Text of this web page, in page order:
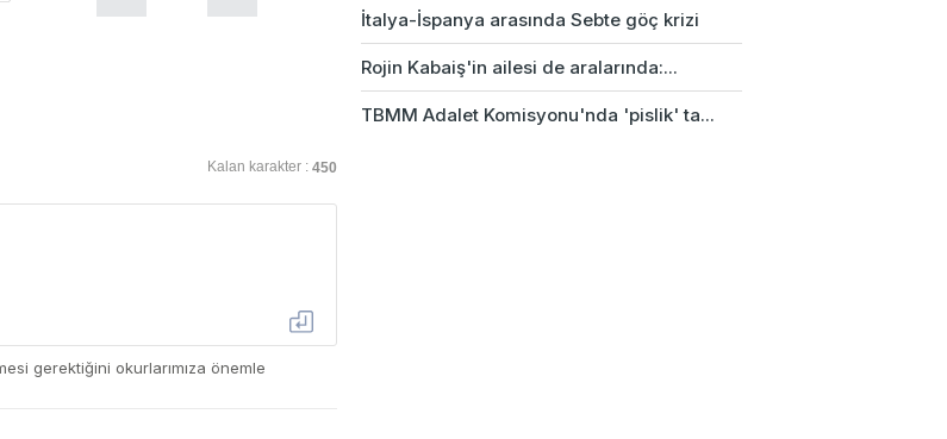
Kalan karakter : 450
gerektiğini okurlarımıza önemle
İtalya-İspanya arasında Sebte göç krizi
Rojin Kabaiş'in ailesi de aralarında:...
TBMM Adalet Komisyonu'nda 'pislik' ta...